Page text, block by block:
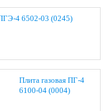
4 6502-03 (0245)
Плита газовая ПГ-4
6100-04 (0004)